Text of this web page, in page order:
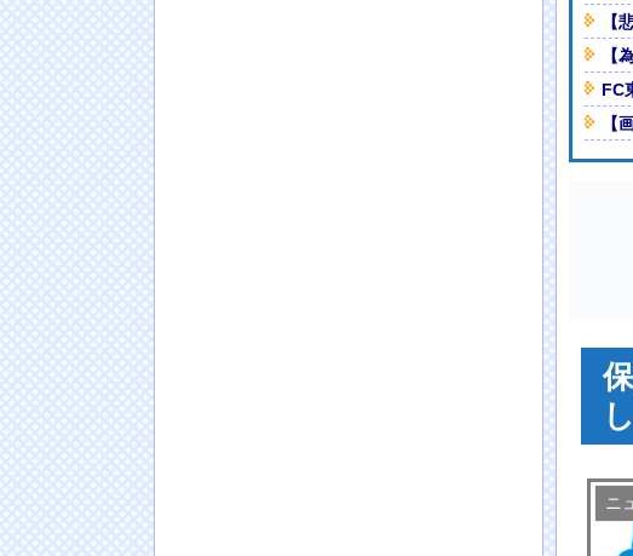
大物ミュージシャンが投稿 「日本国憲法の3大原則を絶
三上悠亜さん「乳首みえてるけど、気づかんふりしとこ
【
【
FC
【
ニ